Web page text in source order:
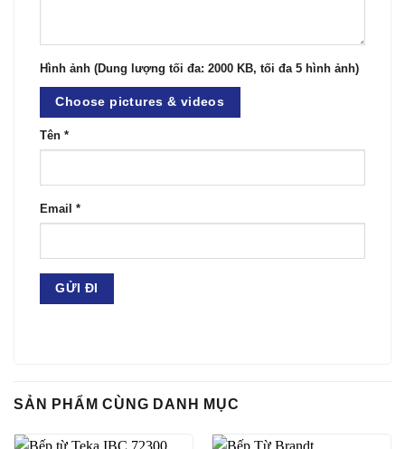
Hình ảnh (Dung lượng tối đa: 2000 KB, tối đa 5 hình ảnh)
Choose pictures & videos
Tên *
Email *
SẢN PHẨM CÙNG DANH MỤC